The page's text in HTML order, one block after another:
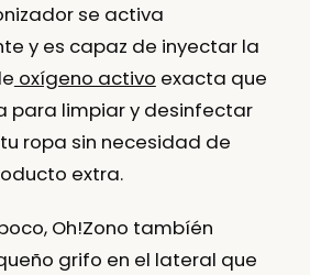
se activa
y es capaz de inyectar la
oxígeno activo exacta que
para limpiar y desinfectar
ropa sin necesidad de
extra.
Oh!Zono tambíén
grifo en el lateral que